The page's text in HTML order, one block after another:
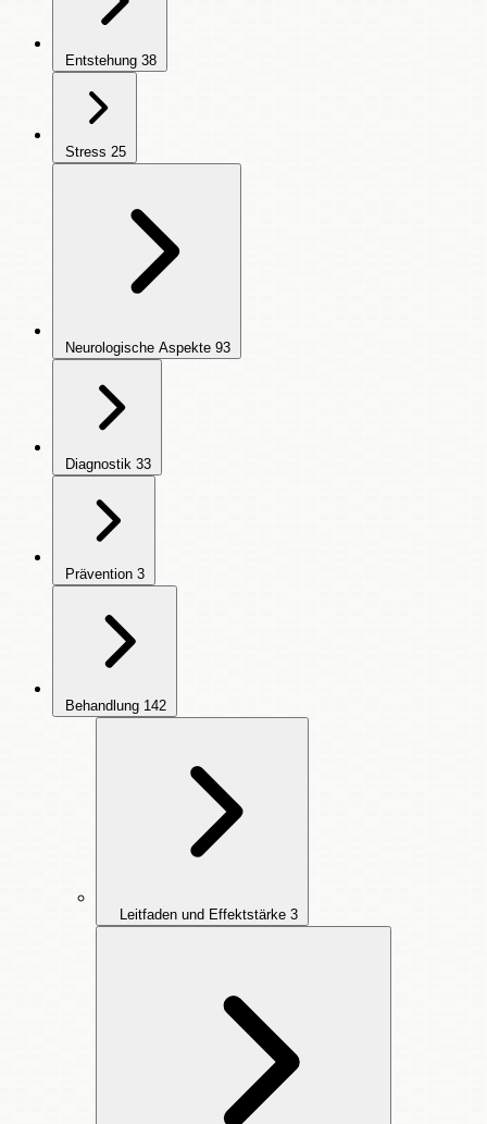
Entstehung 38
Stress 25
Neurologische Aspekte 93
Diagnostik 33
Prävention 3
Behandlung 142
Leitfaden und Effektstärke 3